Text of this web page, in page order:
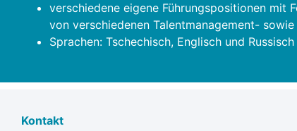
verschiedene eigene Führungspositionen mit
von verschiedenen Talentmanagement-
Sprachen: Tschechisch, Englisch und Russisch
Kontakt